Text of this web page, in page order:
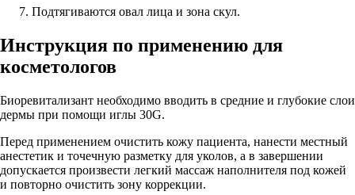
Подтягиваются овал лица и зона скул.
Инструкция по применению для
косметологов
Биоревитализант необходимо вводить в средние и глубокие слои
дермы при помощи иглы 30G.
Перед применением очистить кожу пациента, нанести местный
анестетик и точечную разметку для уколов, а в завершении
допускается произвести легкий массаж наполнителя под кожей
и повторно очистить зону коррекции.